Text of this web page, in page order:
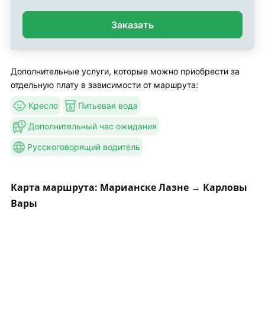
Заказать
Дополнительные услуги, которые можно приобрести за
отдельную плату в зависимости от маршрута:
Кресло Питьевая вода
Дополнительный час ожидания
Русскоговорящий водитель
Карта маршрута: Марианске Лазнe → Карловы
Вары